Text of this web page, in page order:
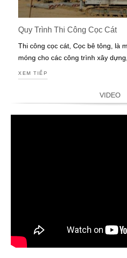
Quy Trình Thi Công Cọc Cát
Thi công cọc cát, Cọc bê tông, là
móng cho các công trình xây
XEM TIẾP
VIDEO